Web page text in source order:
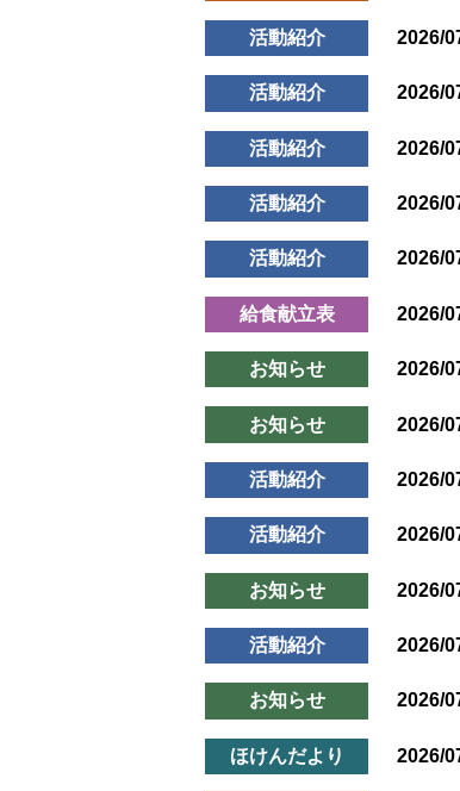
活動紹介 2026/
活動紹介 2026/
活動紹介 2026/
活動紹介 2026/
活動紹介 2026/
給食献立表 2026/
お知らせ 2026/
お知らせ 2026/
活動紹介 2026/
活動紹介 2026/
お知らせ 2026/
活動紹介 2026/
お知らせ 2026/
ほけんだより 2026/